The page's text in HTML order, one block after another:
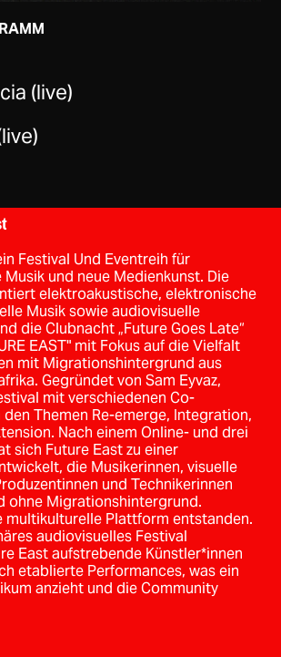
(live)
Festival Und Eventreih für
und neue Medienkunst. Die
elektroakustische, elektronische
Musik sowie audiovisuelle
die Clubnacht „Future Goes Late“
EAST" mit Fokus auf die Vielfalt
mit Migrationshintergrund aus
Gegründet von Sam Eyvaz,
mit verschiedenen Co-
Themen Re-emerge, Integration,
Nach einem Online- und drei
sich Future East zu einer
die Musikerinnen, visuelle
und Technikerinnen
ohne Migrationshintergrund.
multikulturelle Plattform entstanden.
audiovisuelles Festival
East aufstrebende Künstler*innen
etablierte Performances, was ein
anzieht und die Community